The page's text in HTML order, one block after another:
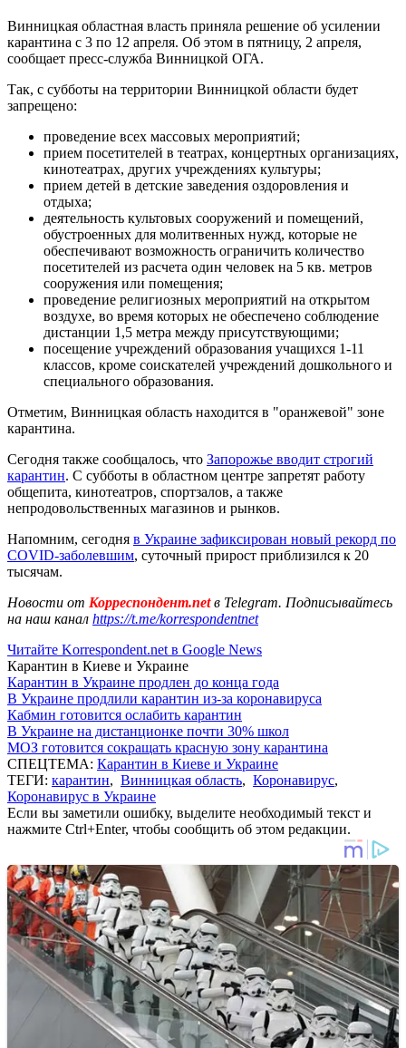
Винницкая областная власть приняла решение об усилении
карантина с 3 по 12 апреля. Об этом в пятницу, 2 апреля,
сообщает пресс-служба Винницкой ОГА.
Так, с субботы на территории Винницкой области будет
запрещено:
проведение всех массовых мероприятий;
прием посетителей в театрах, концертных организациях,
кинотеатрах, других учреждениях культуры;
прием детей в детские заведения оздоровления и
отдыха;
деятельность культовых сооружений и помещений,
обустроенных для молитвенных нужд, которые не
обеспечивают возможность ограничить количество
посетителей из расчета один человек на 5 кв. метров
сооружения или помещения;
проведение религиозных мероприятий на открытом
воздухе, во время которых не обеспечено соблюдение
дистанции 1,5 метра между присутствующими;
посещение учреждений образования учащихся 1-11
классов, кроме соискателей учреждений дошкольного и
специального образования.
Отметим, Винницкая область находится в "оранжевой" зоне
карантина.
Сегодня также сообщалось, что Запорожье вводит строгий
карантин. С субботы в областном центре запретят работу
общепита, кинотеатров, спортзалов, а также
непродовольственных магазинов и рынков.
Напомним, сегодня в Украине зафиксирован новый рекорд по
COVID-заболевшим, суточный прирост приблизился к 20
тысячам.
Новости от Корреспондент.netв Telegram. Подписывайтесь
на наш канал https://t.me/korrespondentnet
Читайте Korrespondent.net в Google News
Карантин в Киеве и Украине
Карантин в Украине продлен до конца года
В Украине продлили карантин из-за коронавируса
Кабмин готовится ослабить карантин
В Украине на дистанционке почти 30% школ
МОЗ готовится сокращать красную зону карантина
СПЕЦТЕМА: Карантин в Киеве и Украине
ТЕГИ: карантин, Винницкая область, Коронавирус,
Коронавирус в Украине
Если вы заметили ошибку, выделите необходимый текст и
нажмите Ctrl+Enter, чтобы сообщить об этом редакции.